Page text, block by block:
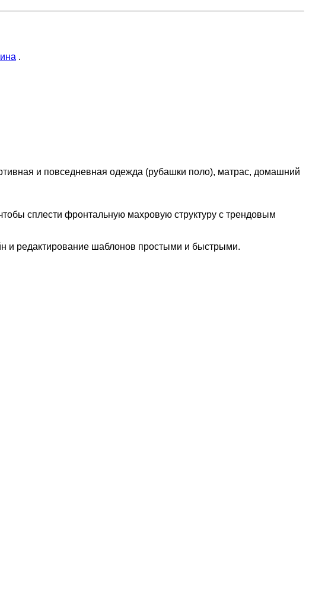
.
и повседневная одежда (рубашки поло), матрас, домашний
сплести фронтальную махровую структуру с трендовым
и редактирование шаблонов простыми и быстрыми.